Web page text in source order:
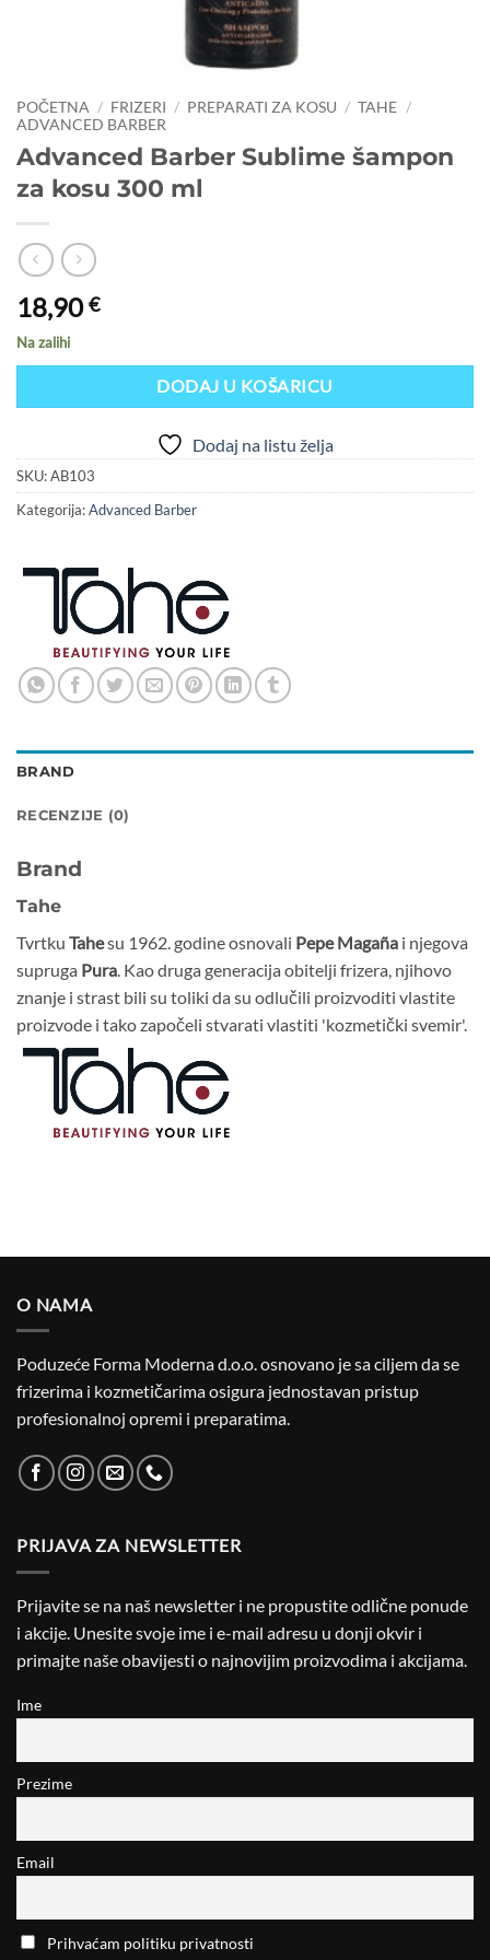
POČETNA / FRIZERI / PREPARATI ZA KOSU / TAHE /
ADVANCED BARBER
Advanced Barber Sublime šampon
za kosu 300 ml
18,90€
Na zalihi
DODAJ U KOŠARICU
Dodaj na listu želja
SKU:AB103
Kategorija:Advanced Barber
BRAND
RECENZIJE (0)
Brand
Tahe
Tvrtku Tahesu 1962. godine osnovali Pepe Magaña i njegova
supruga Pura . Kao druga generacija obitelji frizera, njihovo
znanje i strast bili su toliki da su odlučili proizvoditi vlastite
proizvode i tako započeli stvarati vlastiti 'kozmetički svemir'.
O NAMA
Poduzeće Forma Moderna d.o.o. osnovano je sa ciljem da se
frizerima i kozmetičarima osigura jednostavan pristup
profesionalnoj opremi i preparatima.
PRIJAVA ZA NEWSLETTER
Prijavite se na naš newsletter i ne propustite odlične ponude
i akcije. Unesite svoje ime i e-mail adresu u donji okvir i
primajte naše obavijesti o najnovijim proizvodima i akcijama.
Ime
Prezime
Email
Prihvaćam politiku privatnosti